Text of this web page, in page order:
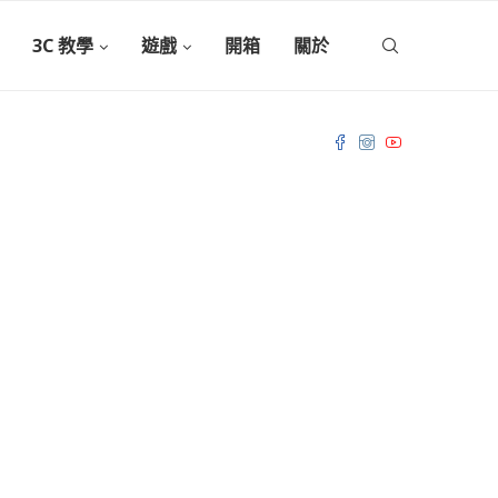
3C 教學 遊戲 開箱 關於